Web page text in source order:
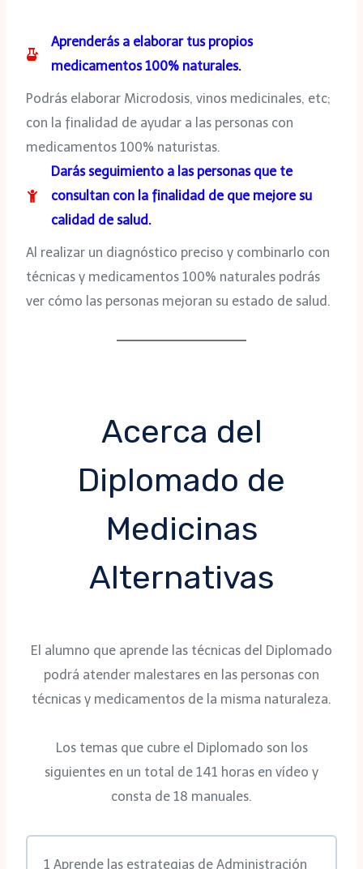
Aprenderás a elaborar tus propios
medicamentos 100% naturales.
Podrás elaborar Microdosis, vinos medicinales, etc;
con la finalidad de ayudar a las personas con
medicamentos 100% naturistas.
Darás seguimiento a las personas que te
consultan con la finalidad de que mejore su
calidad de salud.
Al realizar un diagnóstico preciso y combinarlo con
técnicas y medicamentos 100% naturales podrás
ver cómo las personas mejoran su estado de salud.
Acerca del
Diplomado de
Medicinas
Alternativas
El alumno que aprende las técnicas del Diplomado
podrá atender malestares en las personas con
técnicas y medicamentos de la misma naturaleza.
Los temas que cubre el Diplomado son los
siguientes en un total de 141 horas en vídeo y
consta de 18 manuales.
1 Aprende las estrategias de Administración